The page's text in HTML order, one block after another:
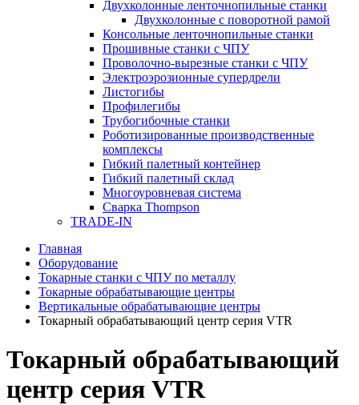
Двухколонные ленточнопильные станки
Двухколонные с поворотной рамой
Консольные ленточнопильные станки
Прошивные станки с ЧПУ
Проволочно-вырезные станки с ЧПУ
Электроэрозионные супердрели
Листогибы
Профилегибы
Трубогибочные станки
Роботизированные производственные
комплексы
Гибкий палетный контейнер
Гибкий палетный склад
Многоуровневая система
Сварка Thompson
TRADE-IN
Главная
Оборудование
Токарные станки с ЧПУ по металлу
Токарные обрабатывающие центры
Вертикальные обрабатывающие центры
Токарный обрабатывающий центр серия VTR
Токарный обрабатывающий
центр серия VTR